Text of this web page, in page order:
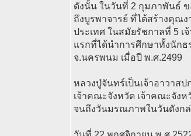
ดังนั้น ในวันที่ 2 กุมภาพันธ์
ถึงบูรพาจารย์ ที่ได้สร้างคุณ
ประเทศ ในสมัยรัชกาลที่ 5
แรกที่ได้นำการศึกษาทั้งนัก
จ.นครพนม เมื่อปี พ.ศ.2499
หลวงปู่จันทร์เป็นเจ้าอาวาส
เจ้าคณะจังหวัด เจ้าคณะจัง
จนถึงวันมรณภาพในวันดังก